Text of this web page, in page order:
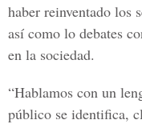
haber reinventado los
así como lo debates
en la sociedad.
“Hablamos con un
público se identifica,